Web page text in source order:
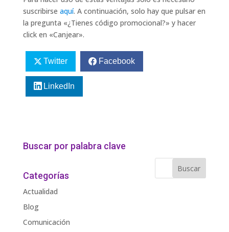
suscribirse aquí. A continuación, solo hay que pulsar en
la pregunta «¿Tienes código promocional?» y hacer
click en «Canjear».
Twitter Facebook
LinkedIn
Buscar por palabra clave
Categorías
Actualidad
Blog
Comunicación